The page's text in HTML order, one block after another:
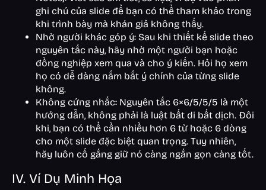
ghi chú của slide để bạn có thể tham khảo trong
khi trình bày mà khán giả không thấy.
Nhờ người khác góp ý: Sau khi thiết kế slide theo
nguyên tắc này, hãy nhờ một người bạn hoặc
đồng nghiệp xem qua và cho ý kiến. Hỏi họ xem
họ có dễ dàng nắm bắt ý chính của từng slide
không.
Không cứng nhắc: Nguyên tắc 6×6/5/5/5 là một
hướng dẫn, không phải là luật bất di bất dịch. Đôi
khi, bạn có thể cần nhiều hơn 6 từ hoặc 6 dòng
cho một slide đặc biệt quan trọng. Tuy nhiên,
hãy luôn cố gắng giữ nó càng ngắn gọn càng tốt.
IV. Ví Dụ Minh Họa